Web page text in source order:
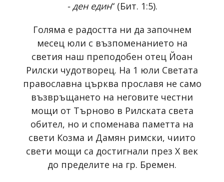
- ден един“ (Бит. 1:5).
Голяма е радостта ни да започнем
месец юли с възпоменанието на
светия наш преподобен отец Йоан
Рилски чудотворец. На 1 юли Светата
православна църква прославя не само
възвръщането на неговите честни
мощи от Търново в Рилската света
обител, но и споменава паметта на
свети Козма и Дамян римски, чиито
свети мощи са достигнали през X век
до пределите на гр. Бремен.